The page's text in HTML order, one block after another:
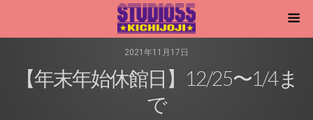
2021年11月17日
【年末年始休館日】12/25〜1/4ま
で